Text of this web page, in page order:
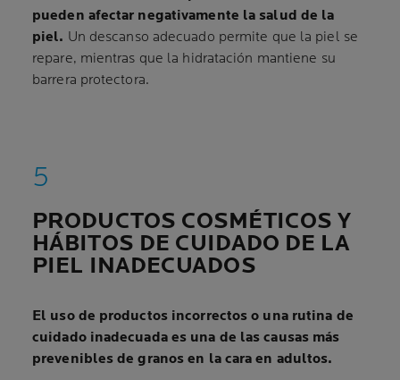
pueden afectar negativamente la salud de la
piel. Un descanso adecuado permite que la piel se
repare, mientras que la hidratación mantiene su
barrera protectora.
PRODUCTOS COSMÉTICOS Y
HÁBITOS DE CUIDADO DE LA
PIEL INADECUADOS
El uso de productos incorrectos o una rutina de
cuidado inadecuada es una de las causas más
prevenibles de granos en la cara en adultos.